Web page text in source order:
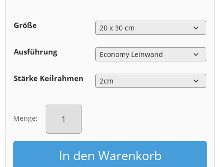
Größe
Ausführung
Stärke Keilrahmen
Menge:
Leinwand
(01137-
Menge
In den Warenkorb